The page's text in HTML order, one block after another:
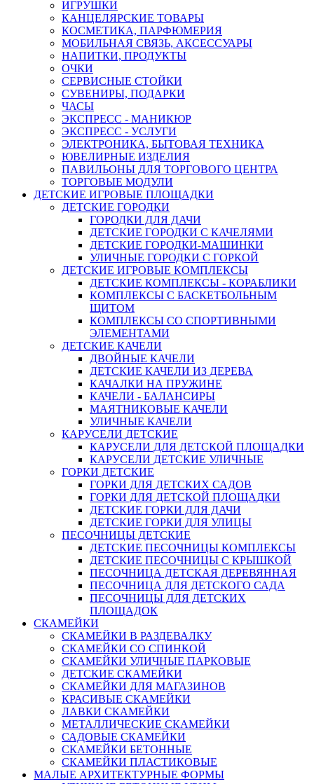
ИГРУШКИ
КАНЦЕЛЯРСКИЕ ТОВАРЫ
КОСМЕТИКА, ПАРФЮМЕРИЯ
МОБИЛЬНАЯ СВЯЗЬ, АКСЕССУАРЫ
НАПИТКИ, ПРОДУКТЫ
ОЧКИ
СЕРВИСНЫЕ СТОЙКИ
СУВЕНИРЫ, ПОДАРКИ
ЧАСЫ
ЭКСПРЕСС - МАНИКЮР
ЭКСПРЕСС - УСЛУГИ
ЭЛЕКТРОНИКА, БЫТОВАЯ ТЕХНИКА
ЮВЕЛИРНЫЕ ИЗДЕЛИЯ
ПАВИЛЬОНЫ ДЛЯ ТОРГОВОГО ЦЕНТРА
ТОРГОВЫЕ МОДУЛИ
ДЕТСКИЕ ИГРОВЫЕ ПЛОЩАДКИ
ДЕТСКИЕ ГОРОДКИ
ГОРОДКИ ДЛЯ ДАЧИ
ДЕТСКИЕ ГОРОДКИ С КАЧЕЛЯМИ
ДЕТСКИЕ ГОРОДКИ-МАШИНКИ
УЛИЧНЫЕ ГОРОДКИ С ГОРКОЙ
ДЕТСКИЕ ИГРОВЫЕ КОМПЛЕКСЫ
ДЕТСКИЕ КОМПЛЕКСЫ - КОРАБЛИКИ
КОМПЛЕКСЫ С БАСКЕТБОЛЬНЫМ
ЩИТОМ
КОМПЛЕКСЫ СО СПОРТИВНЫМИ
ЭЛЕМЕНТАМИ
ДЕТСКИЕ КАЧЕЛИ
ДВОЙНЫЕ КАЧЕЛИ
ДЕТСКИЕ КАЧЕЛИ ИЗ ДЕРЕВА
КАЧАЛКИ НА ПРУЖИНЕ
КАЧЕЛИ - БАЛАНСИРЫ
МАЯТНИКОВЫЕ КАЧЕЛИ
УЛИЧНЫЕ КАЧЕЛИ
КАРУСЕЛИ ДЕТСКИЕ
КАРУСЕЛИ ДЛЯ ДЕТСКОЙ ПЛОЩАДКИ
КАРУСЕЛИ ДЕТСКИЕ УЛИЧНЫЕ
ГОРКИ ДЕТСКИЕ
ГОРКИ ДЛЯ ДЕТСКИХ САДОВ
ГОРКИ ДЛЯ ДЕТСКОЙ ПЛОЩАДКИ
ДЕТСКИЕ ГОРКИ ДЛЯ ДАЧИ
ДЕТСКИЕ ГОРКИ ДЛЯ УЛИЦЫ
ПЕСОЧНИЦЫ ДЕТСКИЕ
ДЕТСКИЕ ПЕСОЧНИЦЫ КОМПЛЕКСЫ
ДЕТСКИЕ ПЕСОЧНИЦЫ С КРЫШКОЙ
ПЕСОЧНИЦА ДЕТСКАЯ ДЕРЕВЯННАЯ
ПЕСОЧНИЦА ДЛЯ ДЕТСКОГО САДА
ПЕСОЧНИЦЫ ДЛЯ ДЕТСКИХ
ПЛОЩАДОК
СКАМЕЙКИ
СКАМЕЙКИ В РАЗДЕВАЛКУ
СКАМЕЙКИ СО СПИНКОЙ
СКАМЕЙКИ УЛИЧНЫЕ ПАРКОВЫЕ
ДЕТСКИЕ СКАМЕЙКИ
СКАМЕЙКИ ДЛЯ МАГАЗИНОВ
КРАСИВЫЕ СКАМЕЙКИ
ЛАВКИ СКАМЕЙКИ
МЕТАЛЛИЧЕСКИЕ СКАМЕЙКИ
САДОВЫЕ СКАМЕЙКИ
СКАМЕЙКИ БЕТОННЫЕ
СКАМЕЙКИ ПЛАСТИКОВЫЕ
МАЛЫЕ АРХИТЕКТУРНЫЕ ФОРМЫ